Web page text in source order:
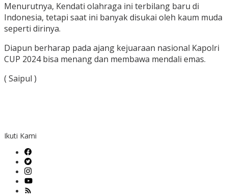
Menurutnya, Kendati olahraga ini terbilang baru di
Indonesia, tetapi saat ini banyak disukai oleh kaum muda
seperti dirinya.
Diapun berharap pada ajang kejuaraan nasional Kapolri
CUP 2024 bisa menang dan membawa mendali emas.
( Saipul )
Ikuti Kami